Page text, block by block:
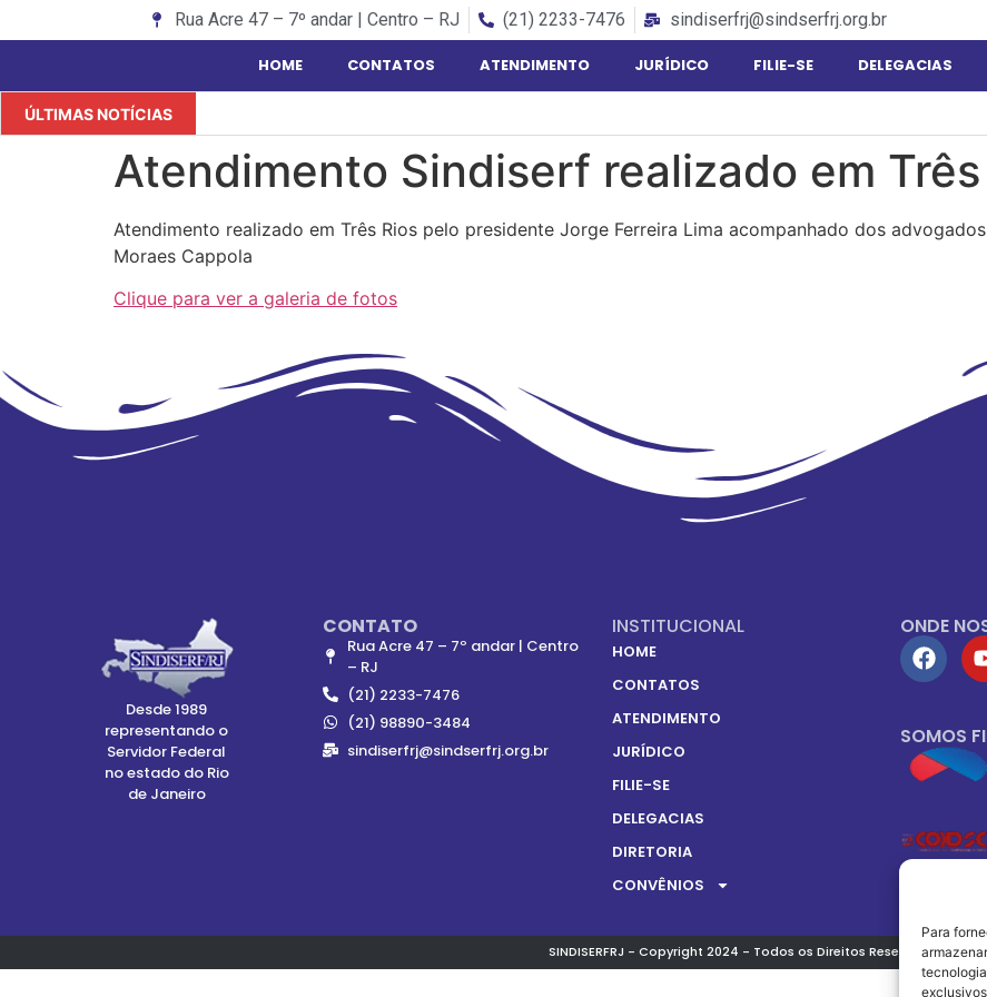
Para
Rua Acre 47 – 7º andar | Centro – RJ (21) 2233-7476 sindiserfrj@sindserfrj.org.br
ÚLTIMAS NOTÍCIAS
HOME CONTATOS ATENDIMENTO JURÍDICO FILIE-SE DELEGACIAS
Atendimento Sindiserf realizado em Três
Atendimento realizado em Três Rios pelo presidente Jorge Ferreira Lima acompanhado dos
Moraes Cappola
Clique para ver a galeria de fotos
Desde 1989
representando o
Servidor Federal
no estado do Rio
de Janeiro
CONTATO
Rua Acre 47 – 7º andar | Centro
– RJ
(21) 2233-7476
(21) 98890-3484
sindiserfrj@sindserfrj.org.br
INSTITUCIONAL
HOME
CONTATOS
ATENDIMENTO
JURÍDICO
FILIE-SE
DELEGACIAS
DIRETORIA
CONVÊNIOS
ONDE
SOMOS
SINDISERFRJ - Copyright 2024 - Todos os Direitos Reservados.